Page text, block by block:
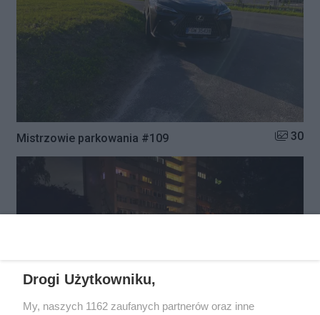
Mistrzowie parkowania #109 Liczba
30
Drogi Użytkowniku,
My, naszych 1162 zaufanych partnerów oraz inne